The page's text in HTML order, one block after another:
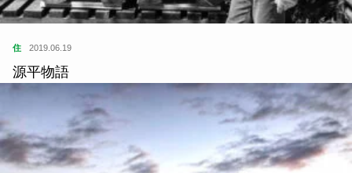
住 2019.06.19
源平物語